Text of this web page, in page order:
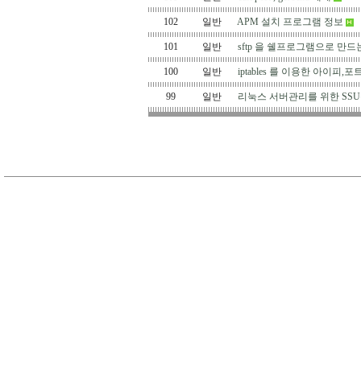
102 일반 APM 설치 프로그램 정보
101 일반 sftp 을 쉘프로그램으로 만드
100 일반 iptables 를 이용한 아이피,포
99 일반 리눅스 서버관리를 위한